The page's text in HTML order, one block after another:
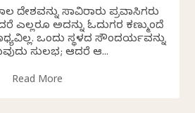
ಸಾವಿರಾರು ಪ್ರವಾಸಿಗರು
ಎಲ್ಲರೂ ಅದನ್ನು ಓದುಗರ ಕಣ್ಮುಂದೆ
ಒಂದು ಸ್ಥಳದ ಸೌಂದರ್ಯವನ್ನು
ಸುಲಭ; ಆದರೆ ಆ...
Read More